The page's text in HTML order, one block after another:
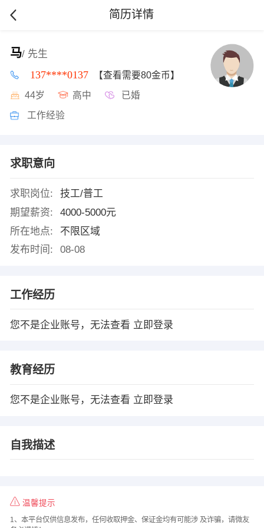
简历详情
马/ 先生
137****0137 【查看需要80金币】
44岁 高中 已婚
工作经验
求职意向
求职岗位:
技工/普工
期望薪资:
4000-5000元
所在地点:
不限区域
发布时间:
08-08
工作经历
您不是企业账号，无法查看 立即登录
教育经历
您不是企业账号，无法查看 立即登录
自我描述
温馨提示
1、本平台仅供信息发布，任何收取押金、保证金均有可能涉 及诈骗，请微友